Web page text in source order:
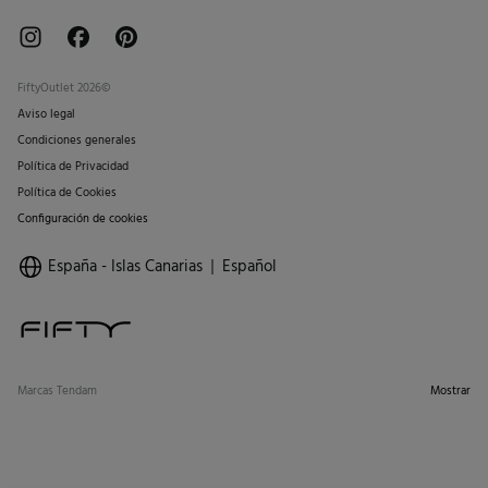
FiftyOutlet 2026©
Aviso legal
Condiciones generales
Política de Privacidad
Política de Cookies
Configuración de cookies
España - Islas Canarias Español
Marcas Tendam Mostrar